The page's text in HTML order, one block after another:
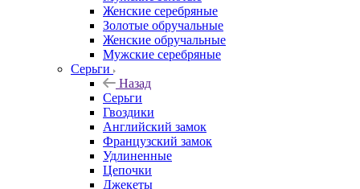
Женские серебряные
Золотые обручальные
Женские обручальные
Мужские серебряные
Серьги
Назад
Серьги
Гвоздики
Английский замок
Французский замок
Удлиненные
Цепочки
Джекеты